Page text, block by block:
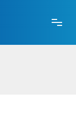
首页
中心